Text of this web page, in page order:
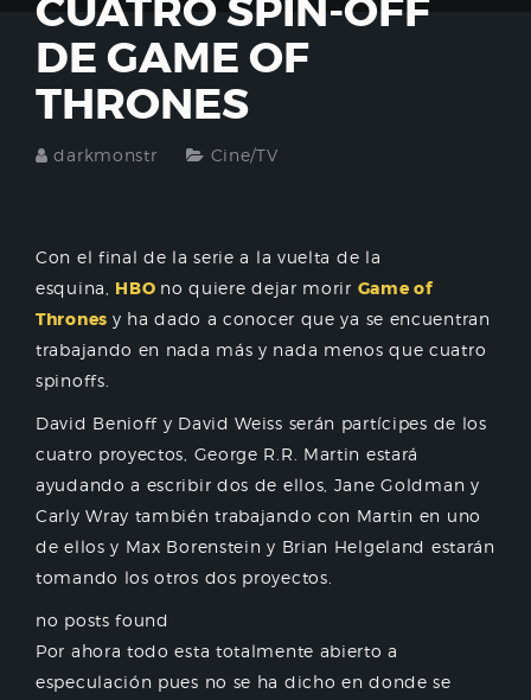
CUATRO SPIN-OFF
DE GAME OF
THRONES
darkmonstr Cine/TV
Con el final de la serie a la vuelta de la
esquina, HBO no quiere dejar morir Game of
Thrones y ha dado a conocer que ya se encuentran
trabajando en nada más y nada menos que cuatro
spinoffs.
David Benioff y David Weiss serán partícipes de los
cuatro proyectos, George R.R. Martin estará
ayudando a escribir dos de ellos, Jane Goldman y
Carly Wray también trabajando con Martin en uno
de ellos y Max Borenstein y Brian Helgeland estarán
tomando los otros dos proyectos.
no posts found
Por ahora todo esta totalmente abierto a
especulación pues no se ha dicho en donde se